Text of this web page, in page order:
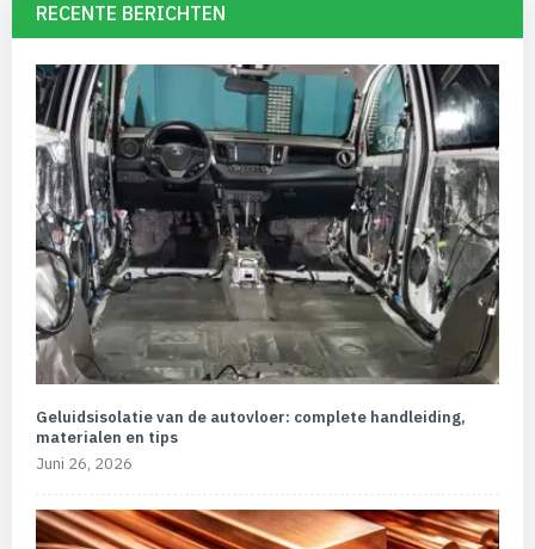
RECENTE BERICHTEN
Geluidsisolatie van de autovloer: complete handleiding,
materialen en tips
Juni 26, 2026